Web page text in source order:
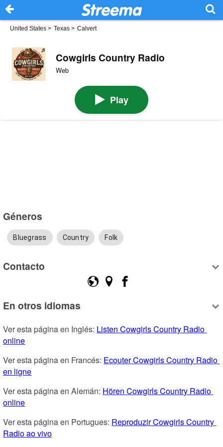
United States > Texas > Calvert
Cowgirls Country Radio
Web
Play
Géneros
Bluegrass Country Folk
Contacto
En otros idiomas
Ver esta página en Inglés: Listen Cowgirls Country Radio
online
Ver esta página en Francés: Ecouter Cowgirls Country Radio
en ligne
Ver esta página en Alemán: Hören Cowgirls Country Radio
online
Ver esta página en Portugues: Reproduzir Cowgirls Country
Radio ao vivo